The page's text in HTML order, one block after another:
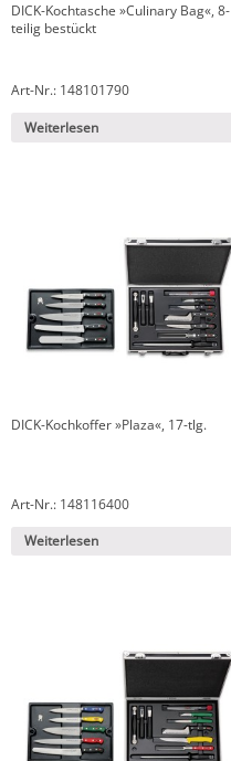
DICK-Kochtasche »Culinary Bag«, 8-
teilig bestückt
Art-Nr.: 148101790
Weiterlesen
DICK-Kochkoffer »Plaza«, 17-tlg.
Art-Nr.: 148116400
Weiterlesen